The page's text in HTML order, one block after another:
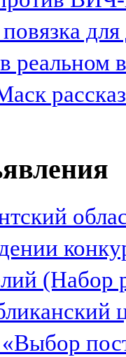
реальном
(Набор